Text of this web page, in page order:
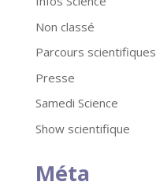
Non classé
Parcours scientifiques
Presse
Samedi Science
Show scientifique
Méta